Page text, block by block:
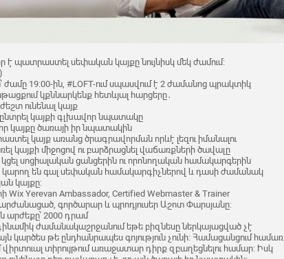
է պատրաստել սեփական կայքը նույնիսկ մեկ ժամում։
ժամը 19։00-ին, #LOFT-ում սպասվում է 2 ժամանոց պրակտիկ
կքննարկենք հետևյալ հարցերը․
ունենալ կայք
կայքի գլխավոր նպատակը
կայքը ծառայի իր նպատակին
կայք առանց ծրագրավորման որևէ լեզու իմանալու
կայքի միջոցով ու բարձրացնել վաճառքների ծավալը
կցել սոցիալական ցանցերին ու որոնողական համակարգերին
կարող են գալ սեփական համակարգիչներով և դասի ժամանակ
կայքը:
Wix Yerevan Ambassador, Certified Webmaster & Trainer
գործարար և պրոդյուսեր Աշոտ Փարսյանը:
արժեքը՝ 2000 դրամ
ժամանակաշրջանում եթե բիզնեսը ներկայացված չէ
կարծես թե ընդհանրապես գոյություն չունի: Համացանցում համառ
վիրտուալ տիրույթում առաջատար դիրք զբաղեցնելու համար: Իսկ